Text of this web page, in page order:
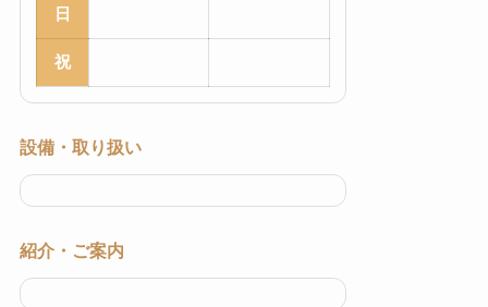
日
祝
設備・取り扱い
紹介・ご案内